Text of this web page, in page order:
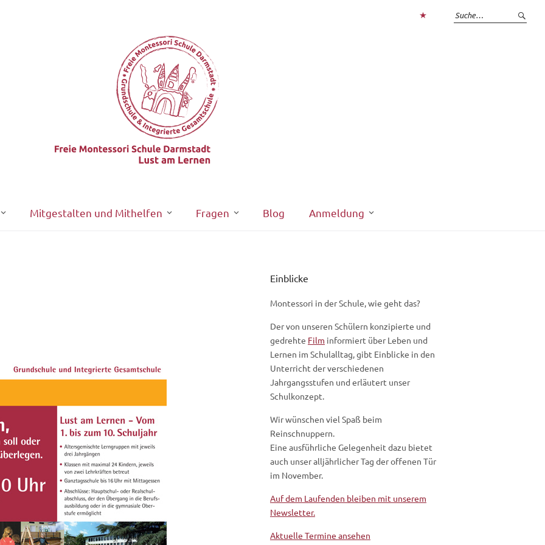
Mitgestalten und Mithelfen Fragen Blog Anmeldung
Einblicke
Montessori in der Schule, wie geht das?
Der von unseren Schülern konzipierte und
gedrehte Film informiert über Leben und
Lernen im Schulalltag, gibt Einblicke in den
Unterricht der verschiedenen
Jahrgangsstufen und erläutert unser
Schulkonzept.
Wir wünschen viel Spaß beim
Reinschnuppern.
Eine ausführliche Gelegenheit dazu bietet
auch unser alljährlicher Tag der offenen Tür
im November.
Auf dem Laufenden bleiben mit unserem
Newsletter.
Aktuelle Termine ansehen